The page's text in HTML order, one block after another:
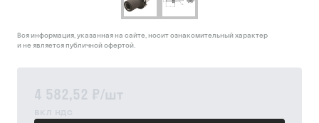
4 582,52 ₽/шт
вкл ндс
Вся информация, указанная на сайте, носит ознакомительный характер
и не является публичной офертой.